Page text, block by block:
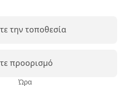
την τοποθεσία
προορισμό
Ώρα